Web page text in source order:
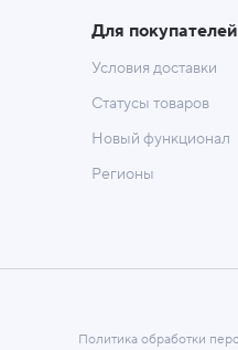
Для покупателей
Условия доставки
Статусы товаров
Новый функционал
Регионы
Политика обработки